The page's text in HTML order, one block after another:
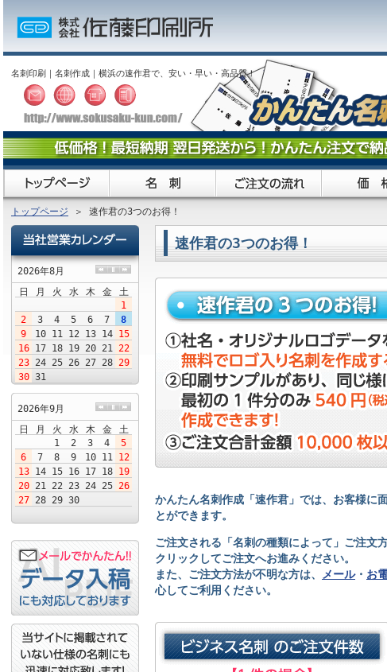
名刺印刷｜名刺作成｜横浜の速作君で、安い・早い・高品質！
トップページ ＞ 速作君の3つのお得！
2026年8月
日
月 火 水 木 金
土
1
2
3 4 5 6 7
8
9
10 11 12 13 14
15
16
17 18 19 20 21 22
23
24 25 26 27 28 29
30 31
2026年9月
日
月 火 水 木 金
土
1
2 3 4
5
6
7 8 9 10 11
12
13
14 15 16 17 18
19
20 21 22 23 24 25 26
27 28 29 30
速作君の3つのお得！
かんたん名刺作成「速作君」では、お客様に
とができます。
ご注文される「名刺の種類によって」ご注文
クリックしてご注文へお進みください。
また、ご注文方法が不明な方は、
メール・ お
心してご利用ください。
注文1件 ビジネス名刺のご注文2件以上